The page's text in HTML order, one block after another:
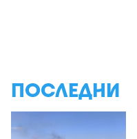
ПОСЛЕДНИ